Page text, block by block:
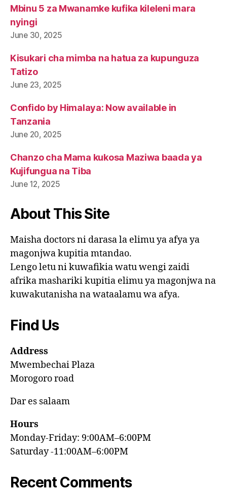
Mbinu 5 za Mwanamke kufika kileleni mara
nyingi
June 30, 2025
Kisukari cha mimba na hatua za kupunguza
Tatizo
June 23, 2025
Confido by Himalaya: Now available in
Tanzania
June 20, 2025
Chanzo cha Mama kukosa Maziwa baada ya
Kujifungua na Tiba
June 12, 2025
About This Site
Maisha doctors ni darasa la elimu ya afya ya
magonjwa kupitia mtandao.
Lengo letu ni kuwafikia watu wengi zaidi
afrika mashariki kupitia elimu ya magonjwa na
kuwakutanisha na wataalamu wa afya.
Find Us
Address
Mwembechai Plaza
Morogoro road
Dar es salaam
Hours
Monday-Friday: 9:00AM–6:00PM
Saturday -11:00AM–6:00PM
Recent Comments